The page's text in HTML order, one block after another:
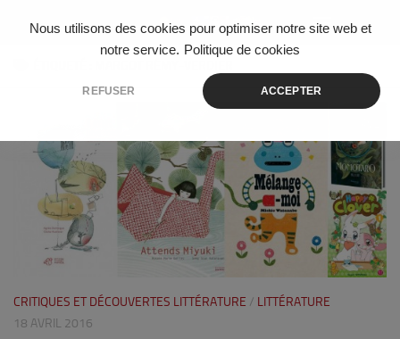
Nous utilisons des cookies pour optimiser notre site web et
notre service. Politique de cookies
REFUSER ACCEPTER
Skip to content
CRITIQUES ET DÉCOUVERTES LITTÉRATURE / LITTÉRATURE
18 AVRIL 2016